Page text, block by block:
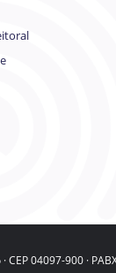
CEP 04097-900 ·